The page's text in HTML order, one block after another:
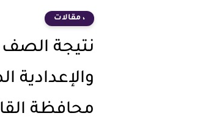
، مقالات
نتيجة الصف
والإعدادية
محافظة